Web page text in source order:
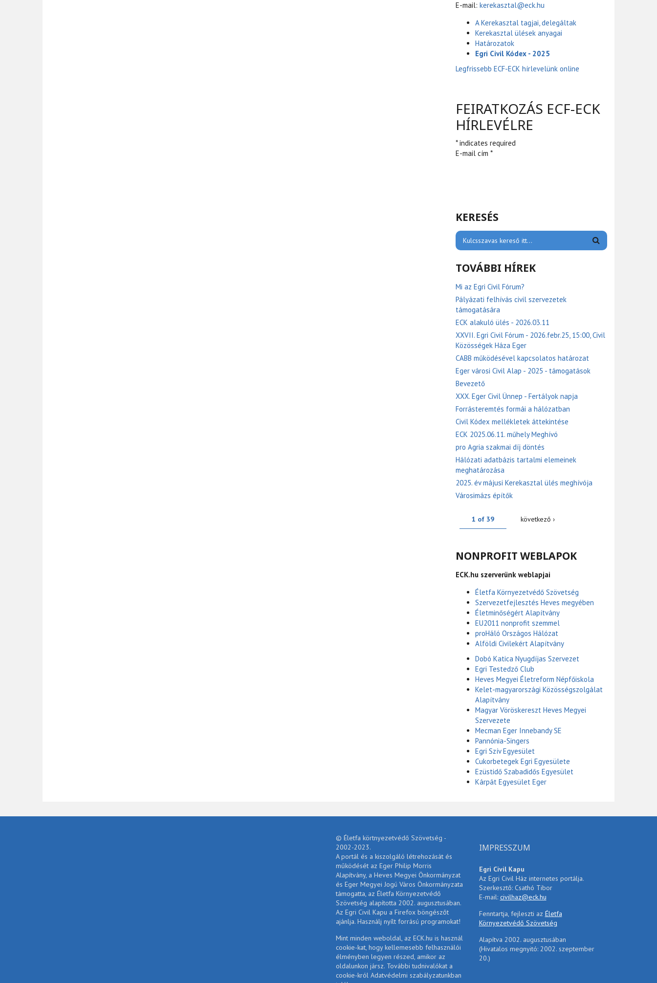
E-mail: kerekasztal@eck.hu
A Kerekasztal tagjai, delegáltak
Kerekasztal ülések anyagai
Határozatok
Egri Civil Kódex - 2025
Legfrissebb ECF-ECK hírlevelünk online
FEIRATKOZÁS ECF-ECK
HÍRLEVÉLRE
* indicates required
E-mail cím *
KERESÉS
TOVÁBBI HÍREK
Mi az Egri Civil Fórum?
Pályázati felhívás civil szervezetek
támogatására
ECK alakuló ülés - 2026.03.11
XXVII. Egri Civil Fórum - 2026.febr.25, 15:00, Civil
Közösségek Háza Eger
CABB működésével kapcsolatos határozat
Eger városi Civil Alap - 2025 - támogatások
Bevezető
XXX. Eger Civil Ünnep - Fertályok napja
Forrásteremtés formái a hálózatban
Civil Kódex mellékletek áttekintése
ECK 2025.06.11. műhely Meghívó
pro Agria szakmai díj döntés
Hálózati adatbázis tartalmi elemeinek
meghatározása
2025. év májusi Kerekasztal ülés meghívója
Városimázs építők
1 of 39 következő ›
NONPROFIT WEBLAPOK
ECK.hu szerverünk weblapjai
Életfa Környezetvédő Szövetség
Szervezetfejlesztés Heves megyében
Életminőségért Alapítvány
EU2011 nonprofit szemmel
proHáló Országos Hálózat
Alföldi Civilekért Alapítvány
Dobó Katica Nyugdíjas Szervezet
Egri Testedző Club
Heves Megyei Életreform Népfőiskola
Kelet-magyarországi Közösségszolgálat
Alapítvány
Magyar Vöröskereszt Heves Megyei
Szervezete
Mecman Eger Innebandy SE
Pannónia-Singers
Egri Szív Egyesület
Cukorbetegek Egri Egyesülete
Ezüstidő Szabadidős Egyesület
Kárpát Egyesület Eger
© Életfa körtnyezetvédő Szövetség -
2002-2023.
A portál és a kiszolgáló létrehozását és
működését az Eger Philip Morris
Alapítvány, a Heves Megyei Önkormányzat
és Eger Megyei Jogú Város Önkormányzata
támogatta, az Életfa Környezetvédő
Szövetség alapította 2002. augusztusában.
Az Egri Civil Kapu a Firefox böngészőt
ajánlja. Használj nyílt forrású programokat!
Mint minden weboldal, az ECK.hu is használ
cookie-kat, hogy kellemesebb felhasználói
élményben legyen részed, amikor az
oldalunkon jársz. További tudnivalókat a
cookie-król Adatvédelmi szabályzatunkban
IMPRESSZUM
Egri Civil Kapu
Az Egri Civil Ház internetes portálja.
Szerkesztő: Csathó Tibor
E-mail: civilhaz@eck.hu
Fenntartja, fejleszti az Életfa
Környezetvédő Szövetség
Alapítva 2002. augusztusában
(Hivatalos megnyitó: 2002. szeptember
20.)